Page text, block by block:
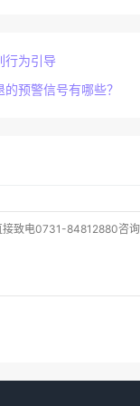
行为引导
预警信号有哪些？